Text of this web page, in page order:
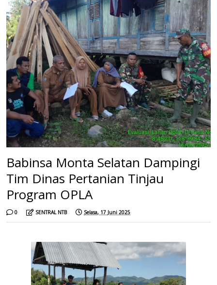
Babinsa Monta Selatan Dampingi
Tim Dinas Pertanian Tinjau
Program OPLA
0 SENTRAL NTB Selasa, 17 Juni 2025